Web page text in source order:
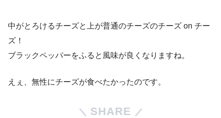
中がとろけるチーズと上が普通のチーズのチーズ on チー
ズ！
ブラックペッパーをふると風味が良くなりますね。
えぇ、無性にチーズが食べたかったのです。
SHARE